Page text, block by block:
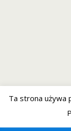
Ta strona używa